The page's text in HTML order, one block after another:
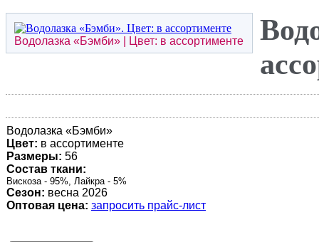
Водолазка «Бэмби» | Цвет: в ассортименте
Водолазка «Бэмби»
Цвет: в ассортименте
Размеры: 56
Состав ткани:
Вискоза - 95%, Лайкра - 5%
Сезон: весна 2026
Оптовая цена: запросить прайс-лист